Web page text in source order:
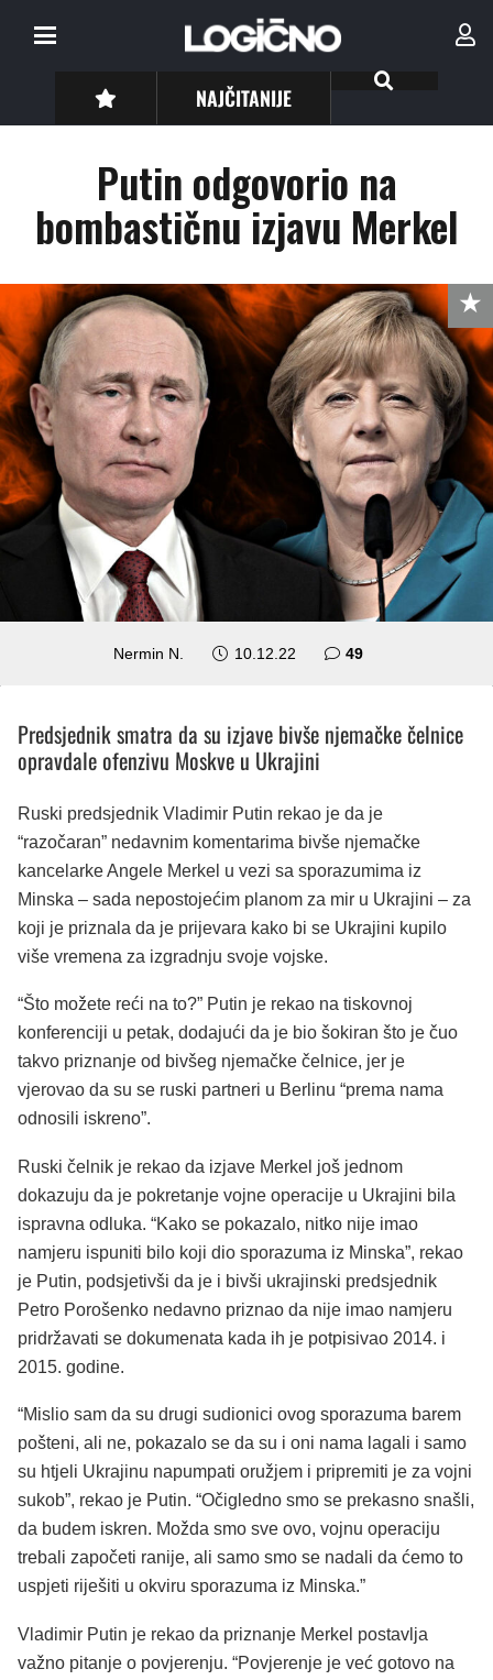
NAJČITANIJE
Putin odgovorio na
bombastičnu izjavu Merkel
Nermin N. 10.12.22 49komentara
Predsjednik smatra da su izjave bivše njemačke čelnice
opravdale ofenzivu Moskve u Ukrajini
Ruski predsjednik Vladimir Putin rekao je da je
“razočaran” nedavnim komentarima bivše njemačke
kancelarke Angele Merkel u vezi sa sporazumima iz
Minska – sada nepostojećim planom za mir u Ukrajini – za
koji je priznala da je prijevara kako bi se Ukrajini kupilo
više vremena za izgradnju svoje vojske.
“Što možete reći na to?” Putin je rekao na tiskovnoj
konferenciji u petak, dodajući da je bio šokiran što je čuo
takvo priznanje od bivšeg njemačke čelnice, jer je
vjerovao da su se ruski partneri u Berlinu “prema nama
odnosili iskreno”.
Ruski čelnik je rekao da izjave Merkel još jednom
dokazuju da je pokretanje vojne operacije u Ukrajini bila
ispravna odluka. “Kako se pokazalo, nitko nije imao
namjeru ispuniti bilo koji dio sporazuma iz Minska”, rekao
je Putin, podsjetivši da je i bivši ukrajinski predsjednik
Petro Porošenko nedavno priznao da nije imao namjeru
pridržavati se dokumenata kada ih je potpisivao 2014. i
2015. godine.
“Mislio sam da su drugi sudionici ovog sporazuma barem
pošteni, ali ne, pokazalo se da su i oni nama lagali i samo
su htjeli Ukrajinu napumpati oružjem i pripremiti je za vojni
sukob”, rekao je Putin. “Očigledno smo se prekasno snašli,
da budem iskren. Možda smo sve ovo, vojnu operaciju
trebali započeti ranije, ali samo smo se nadali da ćemo to
uspjeti riješiti u okviru sporazuma iz Minska.”
Vladimir Putin je rekao da priznanje Merkel postavlja
važno pitanje o povjerenju. “Povjerenje je već gotovo na